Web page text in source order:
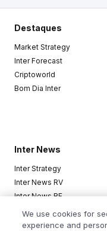
Destaques
Market Strategy
Inter Forecast
Criptoworld
Bom Dia Inter
Inter News
Inter Strategy
Inter News RV
Inter News RF
Top Funds
We use cookies for
experience and